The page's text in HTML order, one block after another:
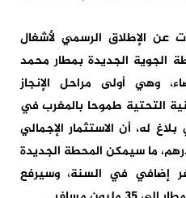
عن الإطلاق الرسمي لأشغال
الجوية الجديدة بمطار محمد
وهي أولى مراحل الإنجاز
التحتية طموحا بالمغرب في
في بلاغ له، أن الاستثمار الإجمالي
يقدر بـ15 مليار درهم، ما سيمكن المحطة الجديدة
مسافر إضافي في السنة، وسيرفع